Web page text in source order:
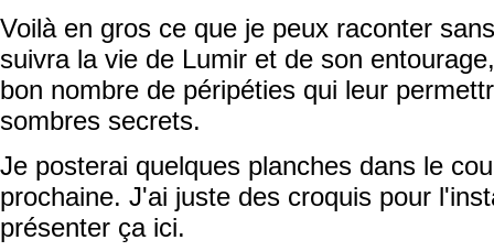
Voilà en gros ce que je peux raconter
suivra la vie de Lumir et de son
bon nombre de péripéties qui leur
sombres secrets.
Je posterai quelques planches dans le
prochaine. J'ai juste des croquis pour
présenter ça ici.